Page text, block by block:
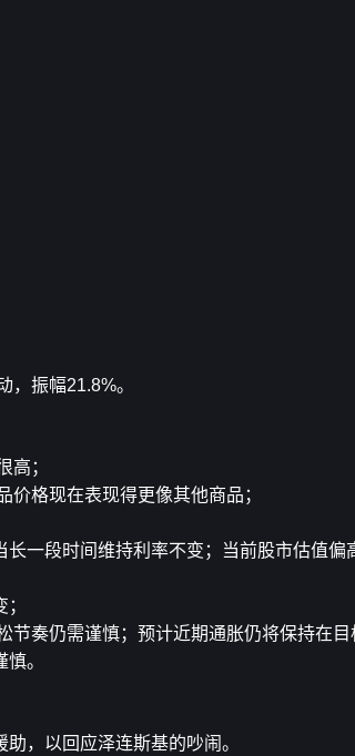
振幅21.8%。
高；
格现在表现得更像其他商品；
一段时间维持利率不变；当前股市估值偏
奏仍需谨慎；预计近期通胀仍将保持在目
。
，以回应泽连斯基的吵闹。